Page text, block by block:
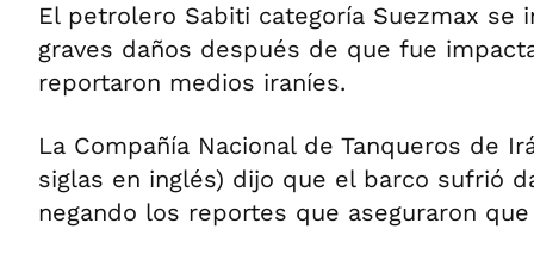
El petrolero Sabiti categoría Suezmax se
graves daños después de que fue
reportaron medios iraníes.
La Compañía Nacional de Tanqueros de
siglas en inglés) dijo que el barco sufrió
negando los reportes que aseguraron